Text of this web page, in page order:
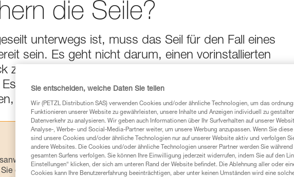
die Seile?
unterwegs ist, muss das Seil für den Fall eines
sein. Es geht nicht darum, einen vorinstallierten
zu transportieren und die Skifahrer mit übermäßiger
geht darum, die mit dem Gelände verbundenen
um die Ausrüstung richtig zu verteilen.
der Produkte, um die es in diesem Tech Tipp geht,
diesen zu Rate ziehen. Um diese Zusatzinformationen verstehen zu
Sie entscheiden, welche Daten Sie teilen
Wir (PETZL Distribution SAS) verwenden Cookies und/oder ähnliche Technologien, um das
Funktionieren unserer Website zu gewährleisten, unsere Inhalte und Anzeigen individuell zu
Datenverkehr zu analysieren. Wir geben auch Informationen über Ihr Surfverhalten auf unserer
Analyse-, Werbe- und Social-Media-Partner weiter, um unsere Werbung anzupassen. Wenn Sie
sind unsere Cookies und/oder ähnliche Technologien nur auf unserer Website aktiv und verfolgen
andere Websites. Die Cookies und/oder ähnliche Technologien unserer Partner werden Sie während
gesamten Surfens verfolgen. Sie können Ihre Einwilligung jederzeit widerrufen, indem Sie auf den
Einstellungen“ klicken, der sich am unteren Rand der Website befindet. Die Ablehnung aller oder
Cookies kann Ihre Benutzererfahrung beeinträchtigen, aber unter keinen Umständen wird eine